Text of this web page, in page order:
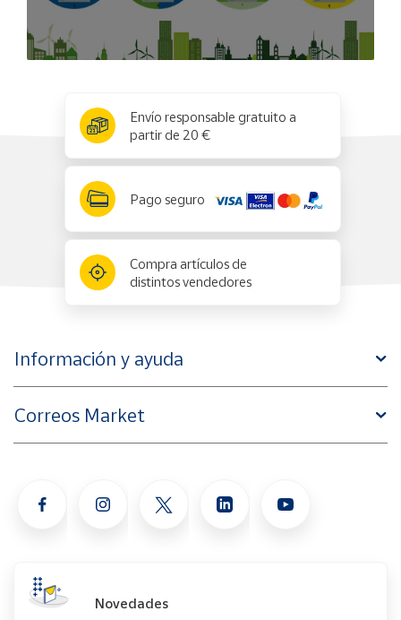
Envío responsable gratuito a
partir de 20 €
Pago seguro
Compra artículos de
distintos vendedores
Información y ayuda
Correos Market
Novedades